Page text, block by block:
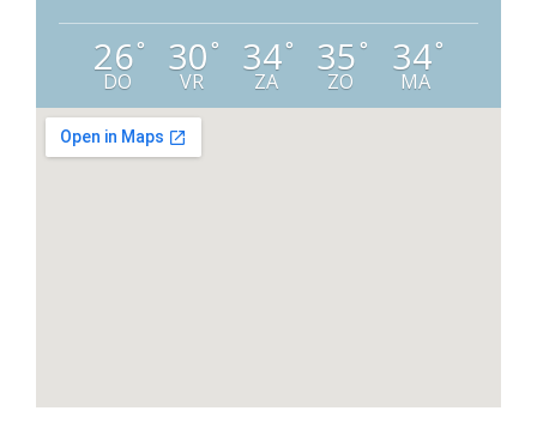
26°
DO
30°
VR
34°
ZA
35°
ZO
34°
MA